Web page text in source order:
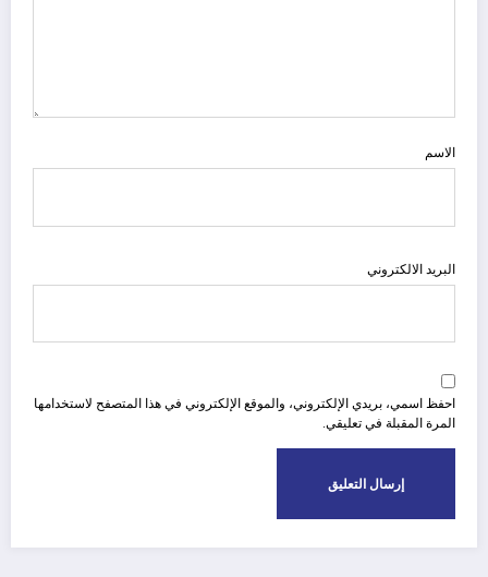
الاسم
البريد الالكتروني
احفظ اسمي، بريدي الإلكتروني، والموقع الإلكتروني في هذا المتصفح لاستخدامها
المرة المقبلة في تعليقي.